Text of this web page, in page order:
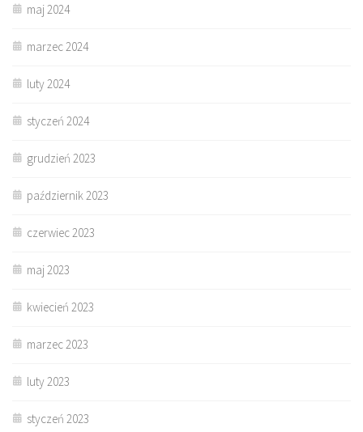
maj 2024
marzec 2024
luty 2024
styczeń 2024
grudzień 2023
październik 2023
czerwiec 2023
maj 2023
kwiecień 2023
marzec 2023
luty 2023
styczeń 2023